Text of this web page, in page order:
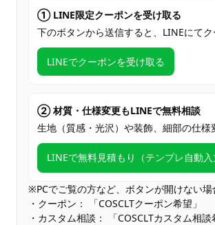
① LINE限定クーポンを受け取る
下のボタンから送信すると、LINEにて
LINEでクーポンを受け取る
② 材質・仕様変更もLINEで無料相談
生地（質感・光沢）や装飾、細部の仕
LINEで無料見積もり（テンプレ自動入
※PCでご覧の方など、ボタンが開けない
・クーポン： 「COSCLTクーポン希望」
・カスタム相談： 「COSCLTカスタム相談